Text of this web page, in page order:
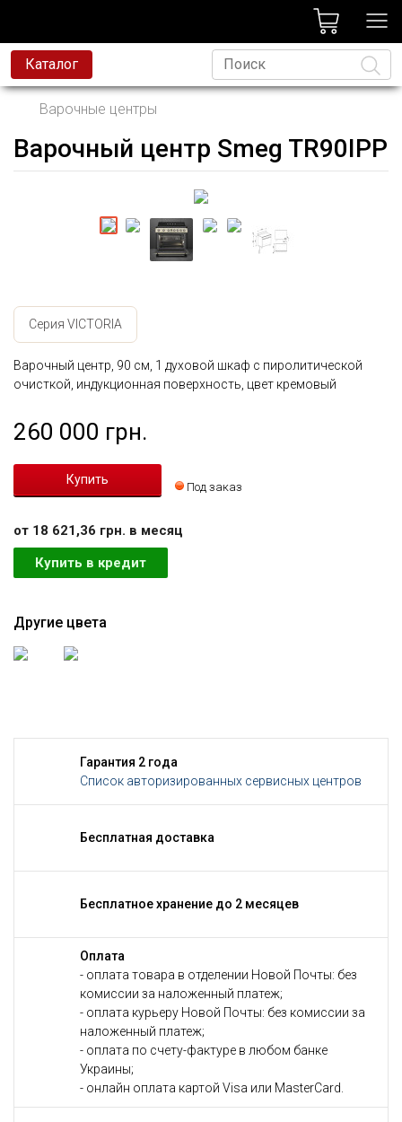
Каталог
Язык
Варочные центры
Варочный центр Smeg TR90IPP
Серия VICTORIA
Варочный центр, 90 см, 1 духовой шкаф с пиролитической
очисткой, индукционная поверхность, цвет кремовый
260 000 грн.
Под заказ
от 18 621,36 грн. в месяц
Купить в кредит
Другие цвета
Гарантия 2 года
Список авторизированных сервисных центров
Бесплатная доставка
Бесплатное хранение до 2 месяцев
Оплата
- оплата товара в отделении Новой Почты: без
комиссии за наложенный платеж;
- оплата курьеру Новой Почты: без комиссии за
наложенный платеж;
- оплата по счету-фактуре в любом банке
Украины;
- онлайн оплата картой Visa или MasterCard.